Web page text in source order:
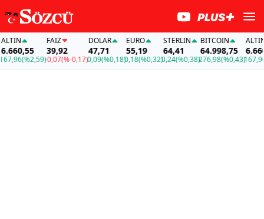
(%2,59)
FAİZ
39,92
-0,07(%-0,17)
DOLAR
47,71
0,09(%0,18)
EURO
55,19
0,18(%0,32)
STERLIN
64,41
0,24(%0,38)
BITCOIN
64.998,75
276,98(%0,43)
ALTIN
167,96